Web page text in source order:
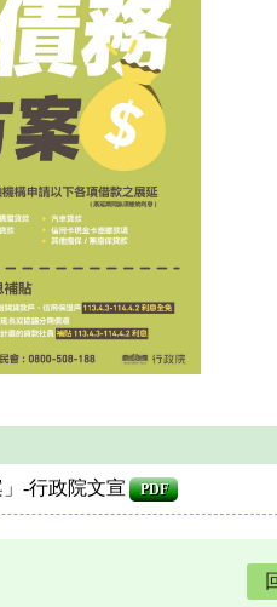
」-行政院文宣 PDF